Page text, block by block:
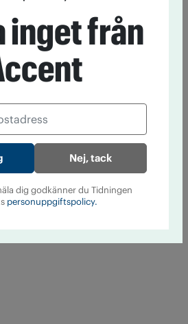
inget från
Nej, tack
dig godkänner du Tidningen
personuppgiftspolicy.